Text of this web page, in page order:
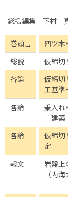
総括編集 下村
巻頭言 四ツ木
総説
仮締切
各論
仮締切
工基準
各論
乗入れ
－建築
各論
仮締切
定
報文
岩盤上
（内海